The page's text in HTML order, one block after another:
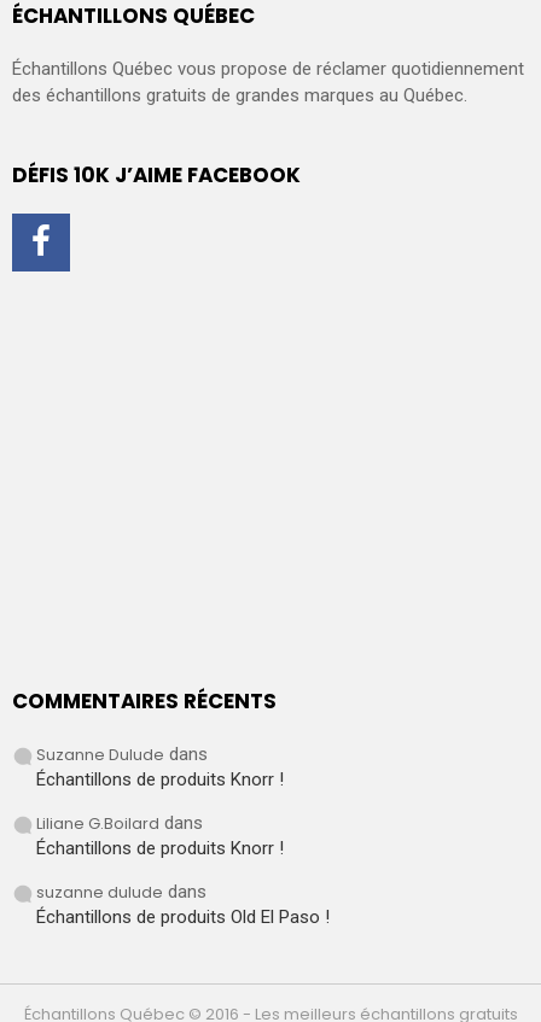
ÉCHANTILLONS QUÉBEC
Échantillons Québec vous propose de réclamer quotidiennement
des échantillons gratuits de grandes marques au Québec.
DÉFIS 10K J’AIME FACEBOOK
COMMENTAIRES RÉCENTS
Suzanne Dulude dans
Échantillons de produits Knorr !
Liliane G.Boilard dans
Échantillons de produits Knorr !
suzanne dulude dans
Échantillons de produits Old El Paso !
Échantillons Québec © 2016 - Les meilleurs échantillons gratuits